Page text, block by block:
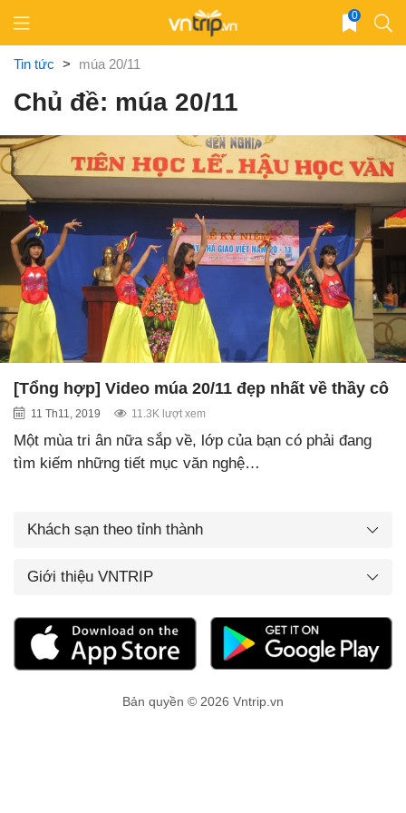
content
0
Tin tức > múa 20/11
Chủ đề: múa 20/11
[Tổng hợp] Video múa 20/11 đẹp nhất về thầy cô
11 Th11, 2019 11.3K lượt xem
Một mùa tri ân nữa sắp về, lớp của bạn có phải đang
tìm kiếm những tiết mục văn nghệ…
Khách sạn theo tỉnh thành
Giới thiệu VNTRIP
Bản quyền © 2026 Vntrip.vn